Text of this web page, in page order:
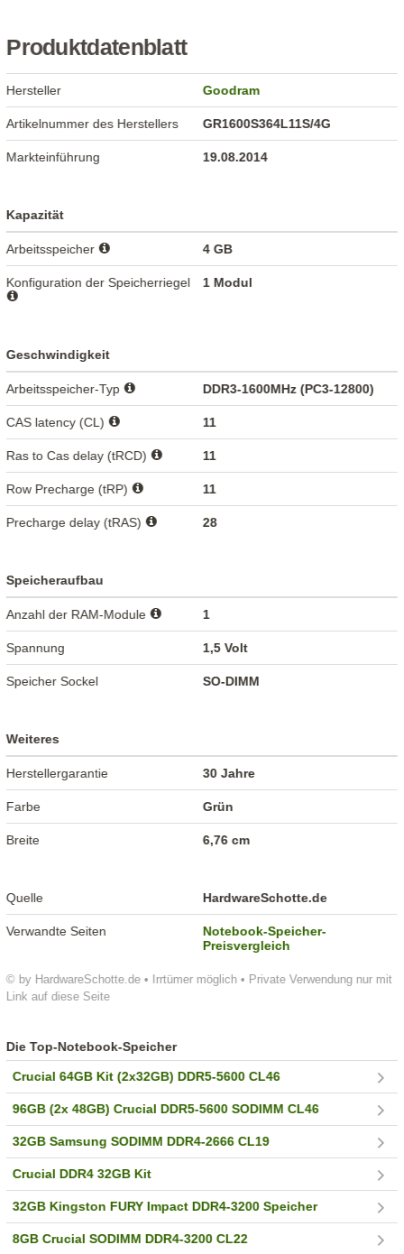
Produktdatenblatt
© by HardwareSchotte.de • Irrtümer möglich • Private Verwendung nur mit
Link auf diese Seite
Hersteller Goodram
Artikelnummer des Herstellers GR1600S364L11S/4G
Markteinführung 19.08.2014
Kapazität
Arbeitsspeicher 4 GB
Konfiguration der Speicherriegel 1 Modul
Geschwindigkeit
Arbeitsspeicher-Typ DDR3-1600MHz (PC3-12800)
CAS latency (CL) 11
Ras to Cas delay (tRCD) 11
Row Precharge (tRP) 11
Precharge delay (tRAS) 28
Speicheraufbau
Anzahl der RAM-Module 1
Spannung 1,5 Volt
Speicher Sockel SO-DIMM
Weiteres
Herstellergarantie 30 Jahre
Farbe Grün
Breite 6,76 cm
Quelle HardwareSchotte.de
Verwandte Seiten
Notebook-Speicher-
Preisvergleich
Die Top-Notebook-Speicher
Crucial 64GB Kit (2x32GB) DDR5-5600 CL46
96GB (2x 48GB) Crucial DDR5-5600 SODIMM CL46
32GB Samsung SODIMM DDR4-2666 CL19
Crucial DDR4 32GB Kit
32GB Kingston FURY Impact DDR4-3200 Speicher
8GB Crucial SODIMM DDR4-3200 CL22